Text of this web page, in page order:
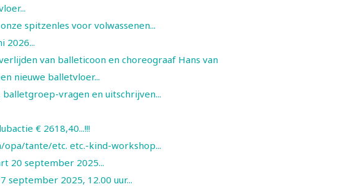
spitzenles voor volwassenen...
2026...
van balleticoon en choreograaf Hans van Manen...
nieuwe balletvloer...
vragen en uitschrijven...
€ 2618,40...!!!
tante/etc. etc.-kind-workshop...
20 september 2025...
september 2025, 12.00 uur...